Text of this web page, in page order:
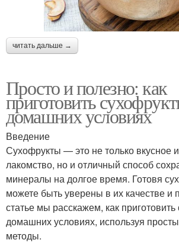
читать дальше →
Просто и полезно: как
приготовить
домашних условиях
Введение
Сухофрукты — это не только вкусное
лакомство, но и отличный способ
минералы на долгое время. Готовя
можете быть уверены в их качестве и
статье мы расскажем, как
домашних условиях, используя
методы.